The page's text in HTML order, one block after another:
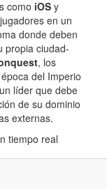
como iOS y
en un
donde deben
propia ciudad-
, los
del Imperio
líder que debe
de su dominio
externas.
tiempo real